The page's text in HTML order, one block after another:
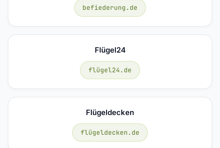
befiederung.de
Flügel24
flügel24.de
Flügeldecken
flügeldecken.de